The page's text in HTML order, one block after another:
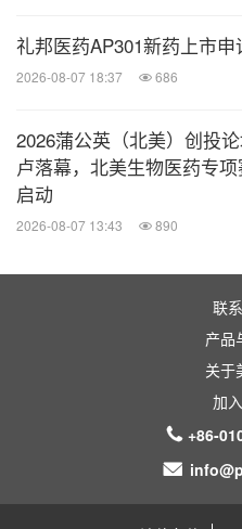
康坚定的追求与使命。未
发挥自身深耕健康体检及
经验，为重大疾病预防
国人生命质量保驾护航。
参考资料：
http://
[2] 国家基本公共卫生服
病患者健康管理服务
01408/
礼邦医药AP301新药上市
2026-08-07 18:37 686
2026蒲公英（北美）创投
卢落幕，北美生物医药专项
启动
2026-08-07 13:43 890
联
产品
关于
加
+86-